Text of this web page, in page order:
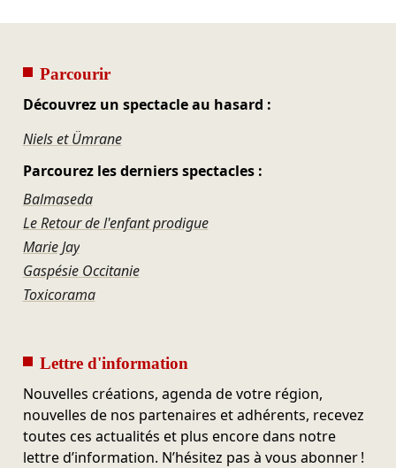
Parcourir
Découvrez un spectacle au hasard :
Niels et Ümrane
Parcourez les derniers spectacles :
Balmaseda
Le Retour de l'enfant prodigue
Marie Jay
Gaspésie Occitanie
Toxicorama
Lettre d'information
Nouvelles créations, agenda de votre région,
nouvelles de nos partenaires et adhérents, recevez
toutes ces actualités et plus encore dans notre
lettre d’information. N’hésitez pas à vous abonner !